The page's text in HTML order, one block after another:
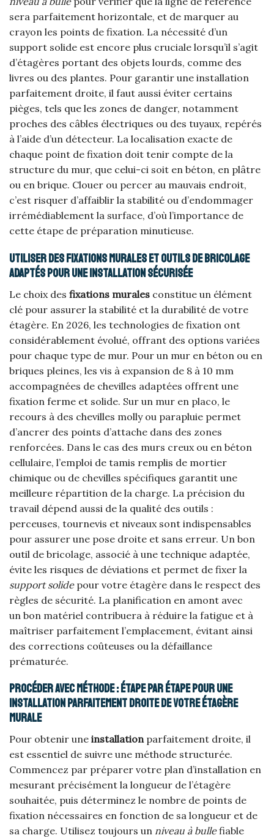
sera parfaitement horizontale, et de marquer au
crayon les points de fixation. La nécessité d’un
support solide est encore plus cruciale lorsqu’il s’agit
d’étagères portant des objets lourds, comme des
livres ou des plantes. Pour garantir une installation
parfaitement droite, il faut aussi éviter certains
pièges, tels que les zones de danger, notamment
proches des câbles électriques ou des tuyaux, repérés
à l’aide d’un détecteur. La localisation exacte de
chaque point de fixation doit tenir compte de la
structure du mur, que celui-ci soit en béton, en plâtre
ou en brique. Clouer ou percer au mauvais endroit,
c’est risquer d’affaiblir la stabilité ou d’endommager
irrémédiablement la surface, d’où l’importance de
cette étape de préparation minutieuse.
Utiliser des fixations murales et outils de bricolage
adaptés pour une installation sécurisée
Le choix des fixations murales constitue un élément
clé pour assurer la stabilité et la durabilité de votre
étagère. En 2026, les technologies de fixation ont
considérablement évolué, offrant des options variées
pour chaque type de mur. Pour un mur en béton ou en
briques pleines, les vis à expansion de 8 à 10 mm
accompagnées de chevilles adaptées offrent une
fixation ferme et solide. Sur un mur en placo, le
recours à des chevilles molly ou parapluie permet
d’ancrer des points d’attache dans des zones
renforcées. Dans le cas des murs creux ou en béton
cellulaire, l’emploi de tamis remplis de mortier
chimique ou de chevilles spécifiques garantit une
meilleure répartition de la charge. La précision du
travail dépend aussi de la qualité des outils :
perceuses, tournevis et niveaux sont indispensables
pour assurer une pose droite et sans erreur. Un bon
outil de bricolage, associé à une technique adaptée,
évite les risques de déviations et permet de fixer la
support solidepour votre étagère dans le respect des
règles de sécurité. La planification en amont avec
un bon matériel contribuera à réduire la fatigue et à
maîtriser parfaitement l’emplacement, évitant ainsi
des corrections coûteuses ou la défaillance
prématurée.
Procéder avec méthode : étape par étape pour une
installation parfaitement droite de votre étagère
murale
Pour obtenir une installationparfaitement droite, il
est essentiel de suivre une méthode structurée.
Commencez par préparer votre plan d’installation en
mesurant précisément la longueur de l’étagère
souhaitée, puis déterminez le nombre de points de
fixation nécessaires en fonction de sa longueur et de
sa charge. Utilisez toujours un niveau à bullefiable